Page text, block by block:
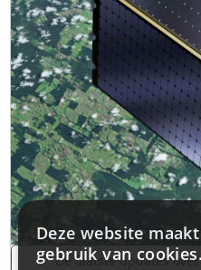
De laatste updates
Deze website maakt
gebruik van cookies.